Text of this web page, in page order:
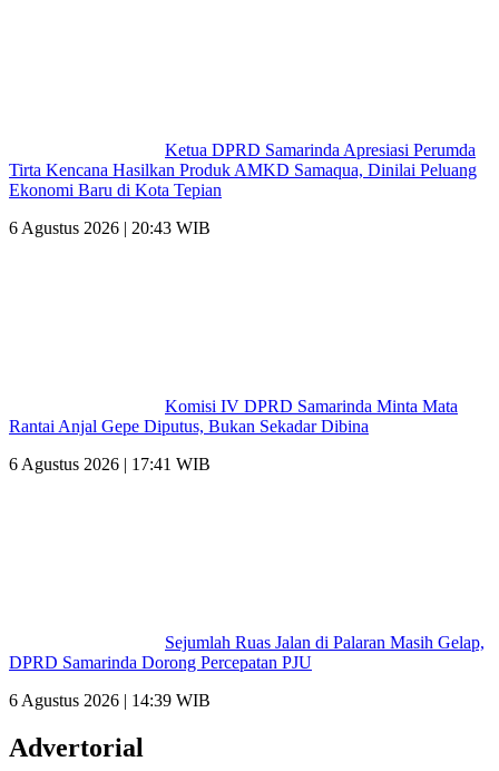
Ketua DPRD Samarinda Apresiasi Perumda
Tirta Kencana Hasilkan Produk AMKD Samaqua, Dinilai Peluang
Ekonomi Baru di Kota Tepian
6 Agustus 2026 | 20:43 WIB
Komisi IV DPRD Samarinda Minta Mata
Rantai Anjal Gepe Diputus, Bukan Sekadar Dibina
6 Agustus 2026 | 17:41 WIB
Sejumlah Ruas Jalan di Palaran Masih Gelap,
DPRD Samarinda Dorong Percepatan PJU
6 Agustus 2026 | 14:39 WIB
Advertorial